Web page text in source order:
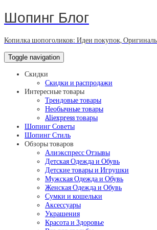
Шопинг Блог
Копилка шопоголиков: Идеи покупок,
Toggle navigation
Скидки
Скидки и распродажи
Интересные товары
Трендовые товары
Необычные товары
Aliexpress товары
Шопинг Советы
Шопинг Стиль
Обзоры товаров
Алиэкспресс Отзывы
Детская Одежда и Обувь
Детские товары и Игрушки
Мужская Одежда и Обувь
Женская Одежда и Обувь
Сумки и кошельки
Аксессуары
Украшения
Красота и Здоровье